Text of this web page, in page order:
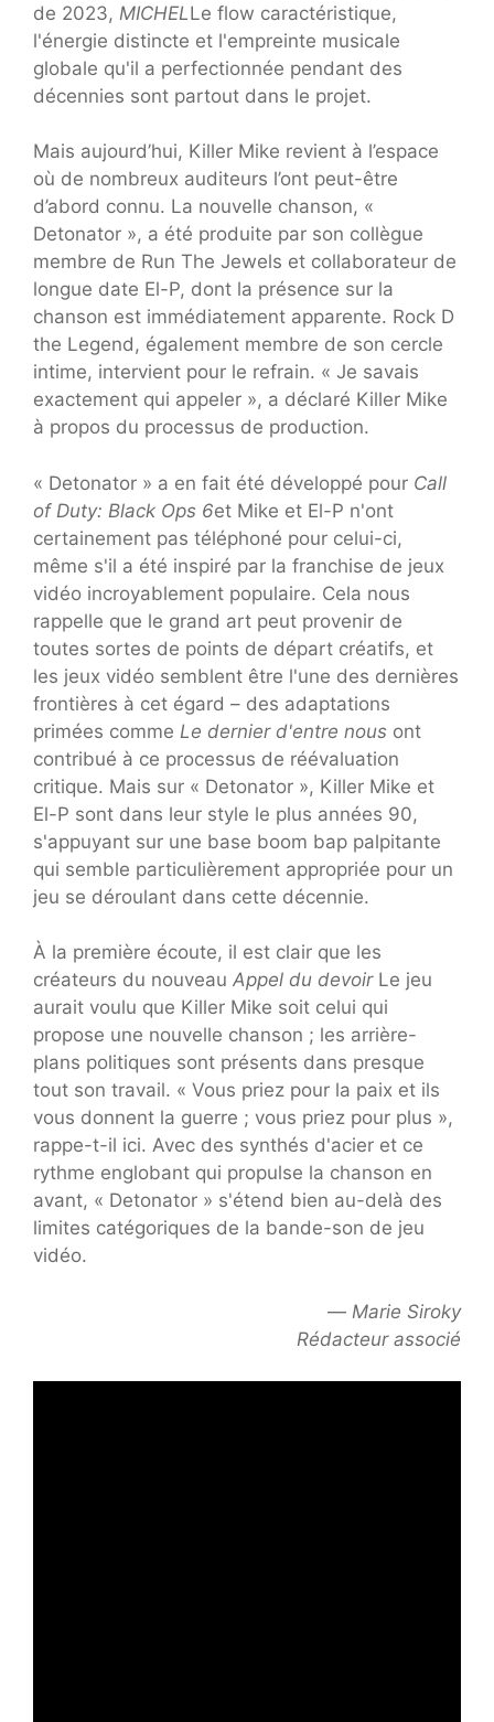
de 2023, MICHELLe flow caractéristique,
l'énergie distincte et l'empreinte musicale
globale qu'il a perfectionnée pendant des
décennies sont partout dans le projet.
Mais aujourd’hui, Killer Mike revient à l’espace
où de nombreux auditeurs l’ont peut-être
d’abord connu. La nouvelle chanson, «
Detonator », a été produite par son collègue
membre de Run The Jewels et collaborateur de
longue date El-P, dont la présence sur la
chanson est immédiatement apparente. Rock D
the Legend, également membre de son cercle
intime, intervient pour le refrain. « Je savais
exactement qui appeler », a déclaré Killer Mike
à propos du processus de production.
« Detonator » a en fait été développé pour Call
of Duty: Black Ops 6et Mike et El-P n'ont
certainement pas téléphoné pour celui-ci,
même s'il a été inspiré par la franchise de jeux
vidéo incroyablement populaire. Cela nous
rappelle que le grand art peut provenir de
toutes sortes de points de départ créatifs, et
les jeux vidéo semblent être l'une des dernières
frontières à cet égard – des adaptations
primées comme Le dernier d'entre nous ont
contribué à ce processus de réévaluation
critique. Mais sur « Detonator », Killer Mike et
El-P sont dans leur style le plus années 90,
s'appuyant sur une base boom bap palpitante
qui semble particulièrement appropriée pour un
jeu se déroulant dans cette décennie.
À la première écoute, il est clair que les
créateurs du nouveau Appel du devoirLe jeu
aurait voulu que Killer Mike soit celui qui
propose une nouvelle chanson ; les arrière-
plans politiques sont présents dans presque
tout son travail. « Vous priez pour la paix et ils
vous donnent la guerre ; vous priez pour plus »,
rappe-t-il ici. Avec des synthés d'acier et ce
rythme englobant qui propulse la chanson en
avant, « Detonator » s'étend bien au-delà des
limites catégoriques de la bande-son de jeu
vidéo.
— Marie Siroky
Rédacteur associé